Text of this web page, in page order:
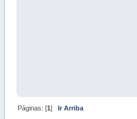
Páginas: [1] Ir Arriba